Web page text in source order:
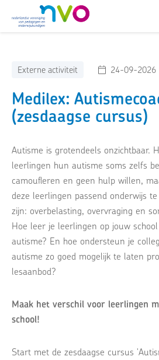
NVO
Externe activiteit 24-09-2026
Medilex:
(zesdaagse cursus)
Autisme is grotendeels onzichtbaar.
leerlingen hun autisme soms zelfs
camoufleren en geen hulp willen,
deze leerlingen passend onderwijs
zijn: overbelasting, overvraging en
Hoe leer je leerlingen op jouw
autisme? En hoe ondersteun je
autisme zo goed mogelijk te laten
lesaanbod?
Maak het verschil voor leerlingen
school!
Start met de zesdaagse cursus